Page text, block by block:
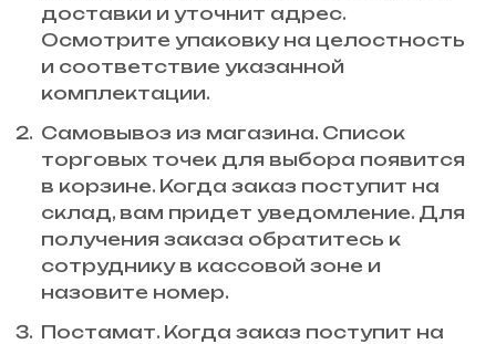
доставки и уточнит адрес.
Осмотрите упаковку на целостность
и соответствие указанной
комплектации.
Самовывоз из магазина. Список
торговых точек для выбора появится
в корзине. Когда заказ поступит на
склад, вам придет уведомление. Для
получения заказа обратитесь к
сотруднику в кассовой зоне и
назовите номер.
Постамат. Когда заказ поступит на